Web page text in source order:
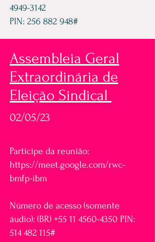
4949-3142
PIN: 256 882 948#
Assembleia Geral
Extraordinária de
Eleição Sindical
02/05/23
Participe da reunião:
https://meet.google.com/rwc-
bmfp-ibm
Número de acesso (somente
áudio): ‪(BR) +55 11 4560-4350 ‬ PIN:
‪514 482 115#‬